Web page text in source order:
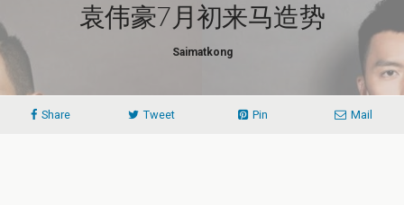
袁伟豪7月初来马造势
Saimatkong
Share Tweet Pin Mail